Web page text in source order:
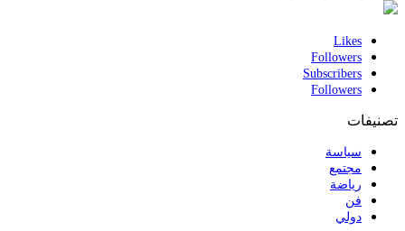
Likes
Followers
Subscribers
Followers
تصنيفات
سياسة
مجتمع
رياضة
فن
دولي